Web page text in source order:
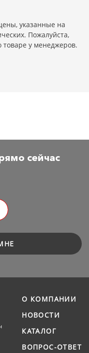
указанные на
Пожалуйста,
у менеджеров.
сейчас
О КОМПАНИИ
НОВОСТИ
КАТАЛОГ
ВОПРОС-ОТВЕТ